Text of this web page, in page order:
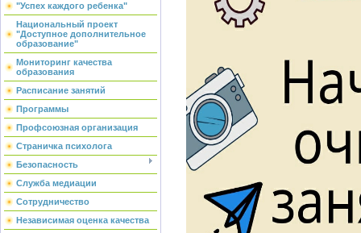
"Успех каждого ребенка"
Национальный проект
"Доступное дополнительное
образование"
Мониторинг качества
образования
Расписание занятий
Программы
Профсоюзная организация
Страничка психолога
Безопасность
Служба медиации
Сотрудничество
Независимая оценка качества